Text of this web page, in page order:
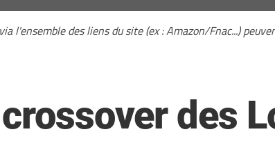
l'ensemble des liens du site (ex : Amazon/Fnac...)
des